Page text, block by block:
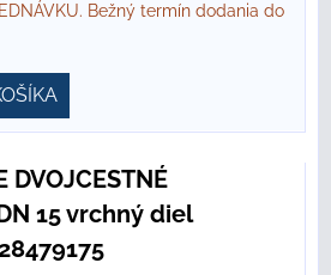
Bežný termín dodania do
DVOJCESTNÉ
15 vrchný diel